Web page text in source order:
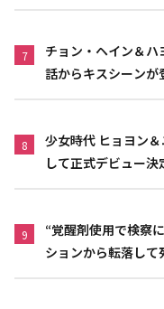
7
チョン・ヘイン＆
話からキスシーンが
8
少女時代 ヒョヨン
して正式デビュー
9
“覚醒剤使用で検察
ションから転落して